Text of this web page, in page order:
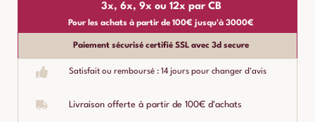
3x, 6x, 9x ou 12x par CB
Pour les achats à partir de 100€ jusqu'à 3000€
Paiement sécurisé certifié SSL avec 3d secure
Satisfait ou remboursé : 14 jours pour changer d'avis
Livraison offerte à partir de 100€ d'achats